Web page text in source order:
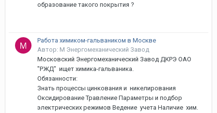
образование такого покрытия ?
Работа химиком-гальваником в Москве
Автор: М Энергомеханический Завод
Московский Энергомеханический Завод ДКРЭ ОАО
"РЖД" ищет химика-гальваника.
Обязанности:
Знать процессы цинкования и никелирования
Оксидирование Травление Параметры и подбор
электрических режимов Ведение учета Наличие хим.